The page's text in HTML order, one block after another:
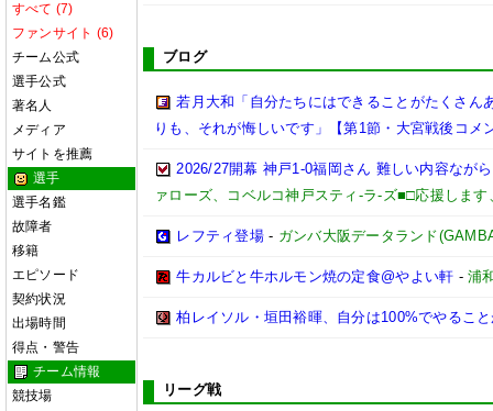
すべて (7)
ファンサイト (6)
チーム公式
選手公式
著名人
メディア
サイトを推薦
選手
選手名鑑
故障者
移籍
エピソード
契約状況
出場時間
得点・警告
チーム情報
競技場
ブログ
若月大和「自分たちにはできることがたくさん
りも、それが悔しいです」【第1節・大宮戦後コメ
2026/27開幕 神戸1-0福岡さん 難しい内容なが
ァローズ、コベルコ神戸スティ-ラ-ズ■□応援します
レフティ登場- ガンバ大阪データランド
牛カルビと牛ホルモン焼の定食@やよい軒 -浦
柏レイソル・垣田裕暉、自分は100%でやるこ
リーグ戦